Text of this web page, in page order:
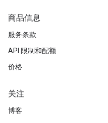
商品信息
服务条款
API 限制和配额
价格
关注
博客